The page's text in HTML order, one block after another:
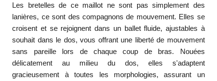
Les bretelles de ce maillot ne sont pas simplement des
lanières, ce sont des compagnons de mouvement. Elles se
croisent et se rejoignent dans un ballet fluide, ajustables à
souhait dans le dos, vous offrant une liberté de mouvement
sans pareille lors de chaque coup de bras. Nouées
délicatement au milieu du dos, elles s'adaptent
gracieusement à toutes les morphologies, assurant un